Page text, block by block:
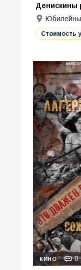
Денискины
Стоимость
КИНО 0